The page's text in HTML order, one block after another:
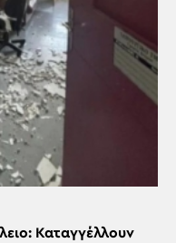
Καταγγέλλουν